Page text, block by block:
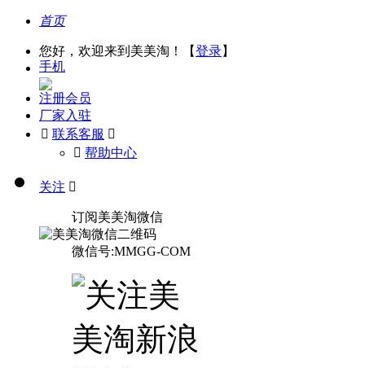
首页
您好，欢迎来到美美淘！【登录】
手机
注册会员
厂家入驻
 联系客服 
󰅃 帮助中心
关注 
订阅美美淘微信
微信号:MMGG-COM